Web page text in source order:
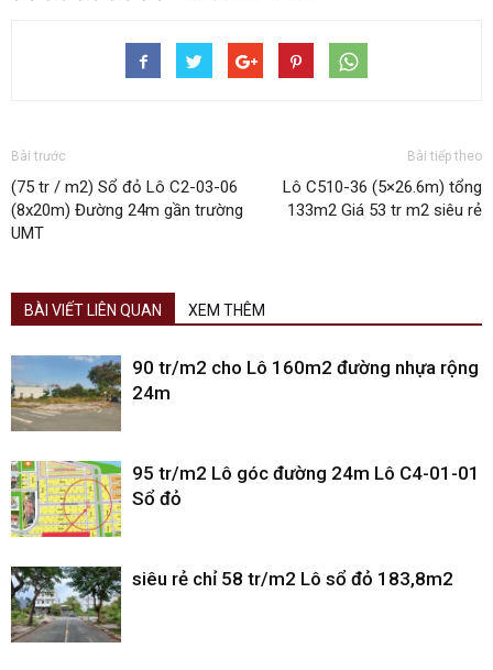
Bài trước
(75 tr / m2) Sổ đỏ Lô C2-03-06
(8x20m) Đường 24m gần trường
UMT
Bài tiếp theo
Lô C510-36 (5×26.6m) tổng
133m2 Giá 53 tr m2 siêu rẻ
BÀI VIẾT LIÊN QUAN XEM THÊM
90 tr/m2 cho Lô 160m2 đường nhựa rộng
24m
95 tr/m2 Lô góc đường 24m Lô C4-01-01
Sổ đỏ
siêu rẻ chỉ 58 tr/m2 Lô sổ đỏ 183,8m2